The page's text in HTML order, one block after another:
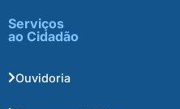
Serviços
ao Cidadão
Ouvidoria